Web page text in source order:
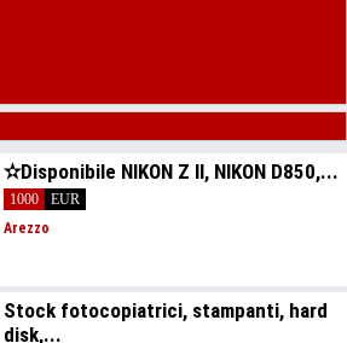
✫Disponibile NIKON Z II, NIKON D850,...
1000
EUR
Arezzo
Stock fotocopiatrici, stampanti, hard
disk,...